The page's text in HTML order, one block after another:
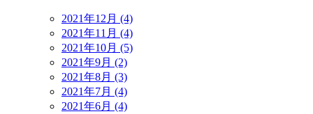
2021年12月 (4)
2021年11月 (4)
2021年10月 (5)
2021年9月 (2)
2021年8月 (3)
2021年7月 (4)
2021年6月 (4)